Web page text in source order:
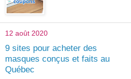
12 août 2020
9 sites pour acheter des
masques conçus et faits au
Québec